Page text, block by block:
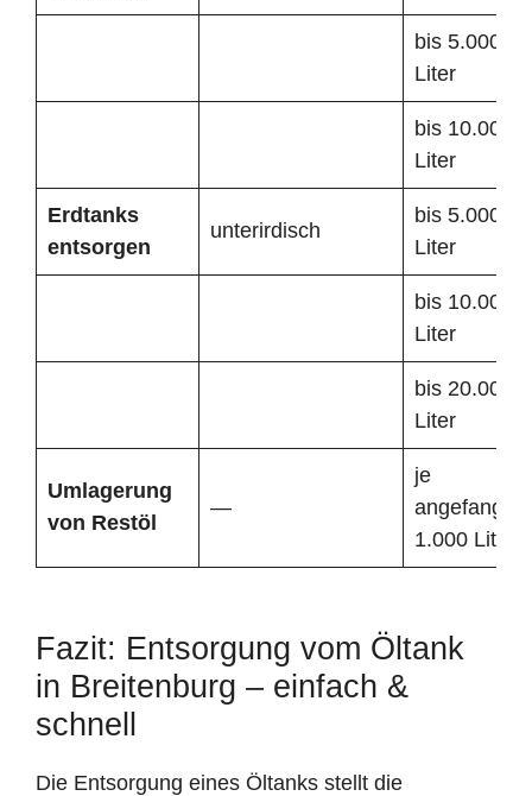
bis 5.000
Liter
bis 10.000
Liter
Erdtanks
entsorgen
unterirdisch
bis 5.000
Liter
bis 10.000
Liter
bis 20.000
Liter
Umlagerung
von Restöl
—
je
1.000 Liter
Fazit: Entsorgung vom Öltank
in Breitenburg – einfach &
schnell
Die Entsorgung eines Öltanks stellt die